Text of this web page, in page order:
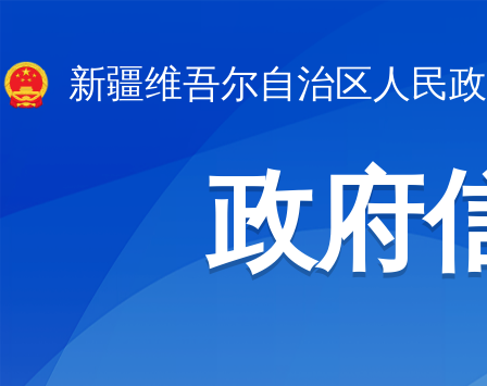
新疆维吾尔自治区人民
政府